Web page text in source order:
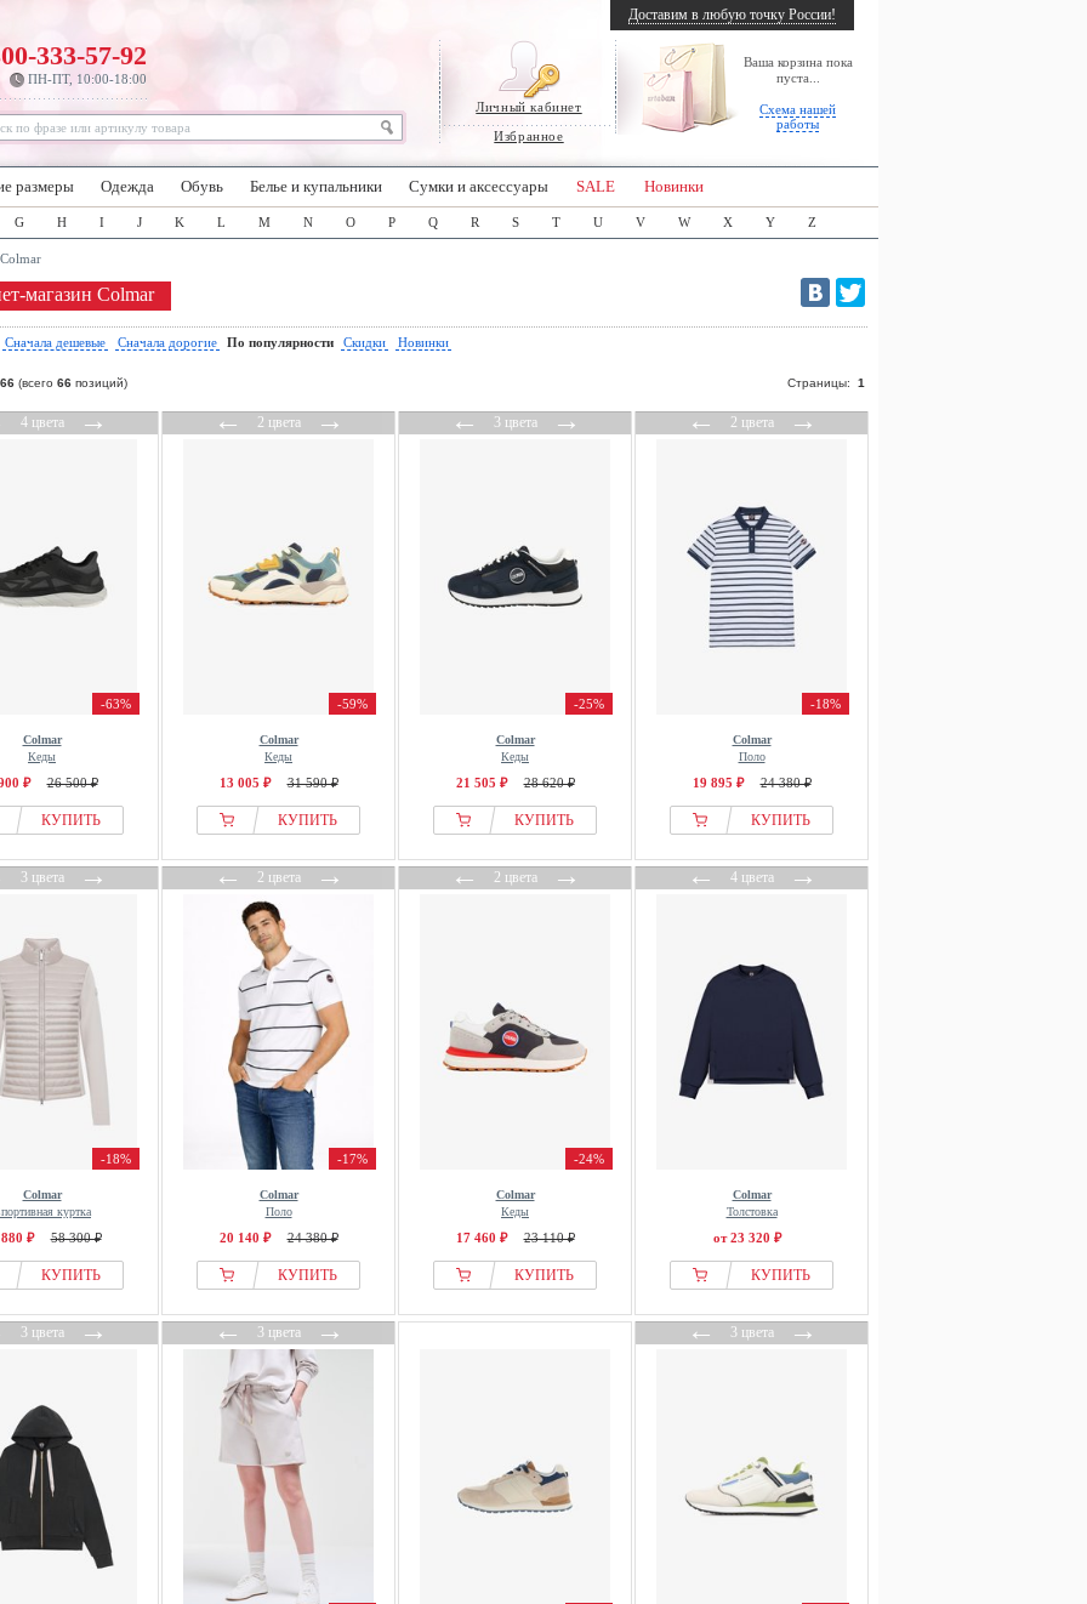
Личный кабинет
Избранное
Ваша корзина пока
пуста...
Схема нашей
работы
333-57-92
ПН-ПТ, 10:00-18:00
Доставим в любую точку России!
размеры Одежда Обувь Белье и купальники Сумки и аксессуары SALE Новинки
G H I J K L M N O P Q R S T U V W X Y Z
Colmar
магазин Colmar
Сначала дешевые Сначала дорогие По популярности Скидки Новинки
66 (всего 66 позиций) Страницы: 1
4 цвета→
-63%
Colmar
Кеды
₽ 26 500 ₽
КУПИТЬ
←2 цвета→
-59%
Colmar
Кеды
13 005 ₽ 31 590 ₽
КУПИТЬ
←3 цвета→
-25%
Colmar
Кеды
21 505 ₽ 28 620 ₽
КУПИТЬ
←2 цвета→
-18%
Colmar
Поло
19 895 ₽ 24 380 ₽
КУПИТЬ
3 цвета→
-18%
Colmar
куртка
₽ 58 300 ₽
КУПИТЬ
←2 цвета→
-17%
Colmar
Поло
20 140 ₽ 24 380 ₽
КУПИТЬ
←2 цвета→
-24%
Colmar
Кеды
17 460 ₽ 23 110 ₽
КУПИТЬ
←4 цвета→
Colmar
Толстовка
от 23 320 ₽
КУПИТЬ
3 цвета→ ←3 цвета→ ←3 цвета→